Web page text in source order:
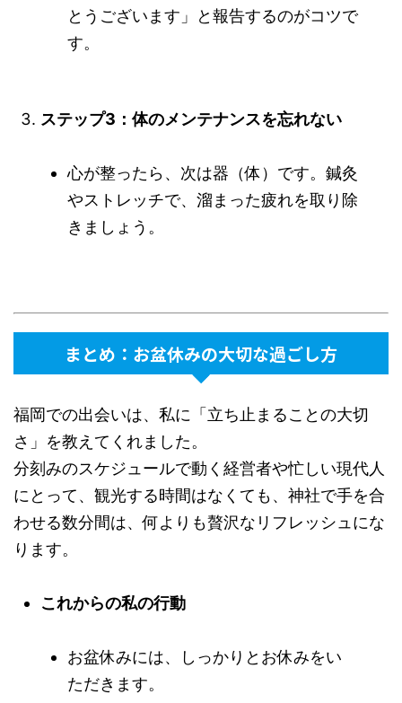
とうございます」と報告するのがコツで
す。
ステップ3：体のメンテナンスを忘れない
心が整ったら、次は器（体）です。鍼灸
やストレッチで、溜まった疲れを取り除
きましょう。
まとめ：お盆休みの大切な過ごし方
福岡での出会いは、私に「立ち止まることの大切
さ」を教えてくれました。
分刻みのスケジュールで動く経営者や忙しい現代人
にとって、観光する時間はなくても、神社で手を合
わせる数分間は、何よりも贅沢なリフレッシュにな
ります。
これからの私の行動
お盆休みには、しっかりとお休みをい
ただきます。